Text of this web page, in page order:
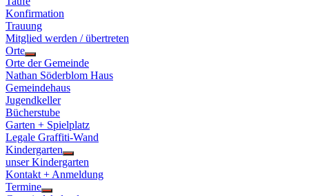
Konfirmation
Trauung
Mitglied werden / übertreten
Orte
Show
sub
menu
Orte der Gemeinde
Nathan Söderblom Haus
Gemeindehaus
Jugendkeller
Bücherstube
Garten + Spielplatz
Legale Graffiti-Wand
Kindergarten
Show
sub
menu
unser Kindergarten
Kontakt + Anmeldung
Termine